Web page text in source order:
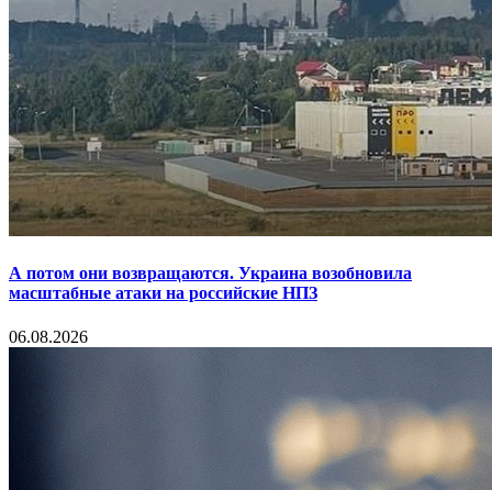
А потом они возвращаются. Украина возобновила
масштабные атаки на российские НПЗ
06.08.2026